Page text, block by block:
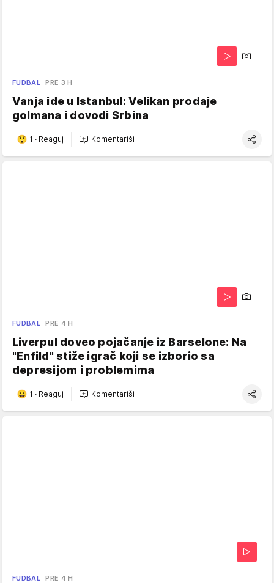
FUDBAL PRE 3 H
Vanja ide u Istanbul: Velikan prodaje
golmana i dovodi Srbina
1 · Reaguj Komentariši
FUDBAL PRE 4 H
Liverpul doveo pojačanje iz Barselone: Na
"Enfild" stiže igrač koji se izborio sa
depresijom i problemima
1 · Reaguj Komentariši
FUDBAL PRE 4 H